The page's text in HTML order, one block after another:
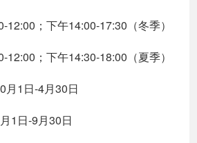
12:00；下午14:00-17:30（冬季）
下午14:30-18:00（夏季）
-4月30日
-9月30日